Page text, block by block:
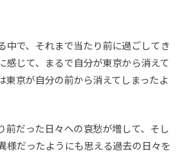
中で、それまで当たり前に過ごしてき
感じて、まるで自分が東京から消えて
東京が自分の前から消えてしまったよ
前だった日々への哀愁が増して、そし
様だったようにも思える過去の日々を